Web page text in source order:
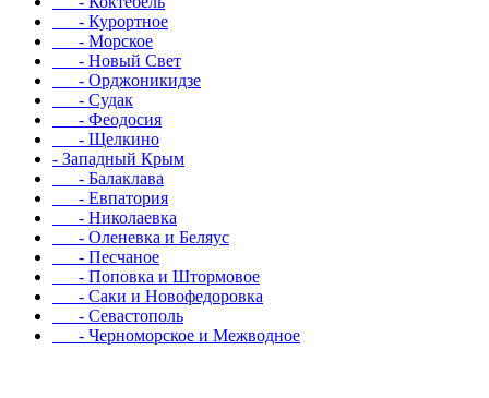
- Курортное
- Морское
- Новый Свет
- Орджоникидзе
- Судак
- Феодосия
- Щелкино
- Западный Крым
- Балаклава
- Евпатория
- Николаевка
- Оленевка и Беляус
- Песчаное
- Поповка и Штормовое
- Саки и Новофедоровка
- Севастополь
- Черноморское и Межводное